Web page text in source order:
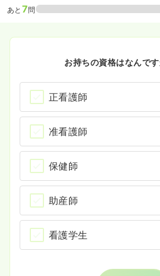
あと 7問
お持ちの資格はなんです
正看護師
准看護師
保健師
助産師
看護学生